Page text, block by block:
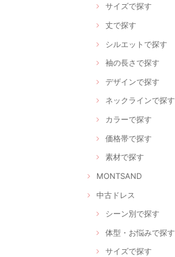
サイズで探す
丈で探す
シルエットで探す
袖の長さで探す
デザインで探す
ネックラインで探す
カラーで探す
価格帯で探す
素材で探す
MONTSAND
中古ドレス
シーン別で探す
体型・お悩みで探す
サイズで探す